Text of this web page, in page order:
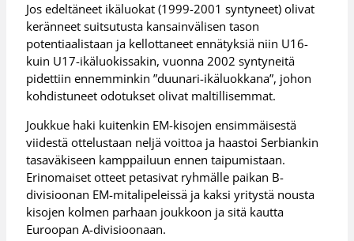
Jos edeltäneet ikäluokat (1999-2001 syntyneet) olivat
keränneet suitsutusta kansainvälisen tason
potentiaalistaan ja kellottaneet ennätyksiä niin U16-
kuin U17-ikäluokissakin, vuonna 2002 syntyneitä
pidettiin ennemminkin ”duunari-ikäluokkana”, johon
kohdistuneet odotukset olivat maltillisemmat.
Joukkue haki kuitenkin EM-kisojen ensimmäisestä
viidestä ottelustaan neljä voittoa ja haastoi Serbiankin
tasaväkiseen kamppailuun ennen taipumistaan.
Erinomaiset otteet petasivat ryhmälle paikan B-
divisioonan EM-mitalipeleissä ja kaksi yritystä nousta
kisojen kolmen parhaan joukkoon ja sitä kautta
Euroopan A-divisioonaan.